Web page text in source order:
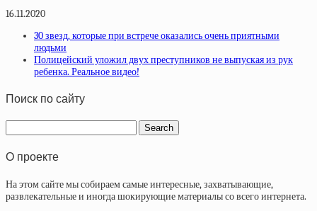
16.11.2020
30 звезд, которые при встрече оказались очень приятными
людьми
Полицейский уложил двух преступников не выпуская из рук
ребенка. Реальное видео!
Поиск по сайту
О проекте
На этом сайте мы собираем самые интересные, захватывающие,
развлекательные и иногда шокирующие материалы со всего интернета.